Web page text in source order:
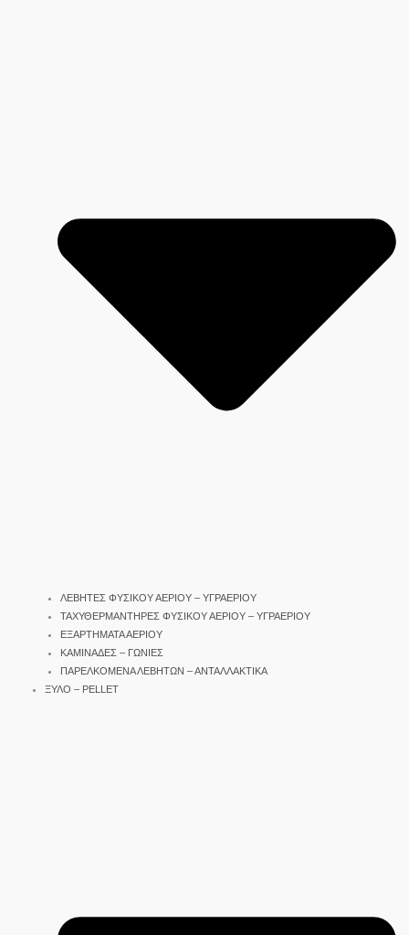
ΛΕΒΗΤΕΣ ΦΥΣΙΚΟΥ ΑΕΡΙΟΥ – ΥΓΡΑΕΡΙΟΥ
ΤΑΧΥΘΕΡΜΑΝΤΗΡΕΣ ΦΥΣΙΚΟΥ ΑΕΡΙΟΥ – ΥΓΡΑΕΡΙΟΥ
ΕΞΑΡΤΗΜΑΤΑ ΑΕΡΙΟΥ
ΚΑΜΙΝΑΔΕΣ – ΓΩΝΙΕΣ
ΠΑΡΕΛΚΟΜΕΝΑ ΛΕΒΗΤΩΝ – ΑΝΤΑΛΛΑΚΤΙΚΑ
ΞΥΛΟ – PELLET